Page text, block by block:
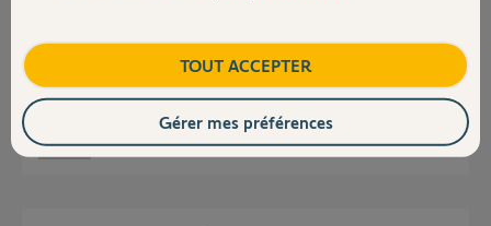
Je viens de vivre la meme chose, vous devez faire une demande à Somfy.
ils demanderont ensuite à l'ancien propriétaire de valider le changement
suite à quoi vous pourrez l'activer.
il y a presque 5 ans
TOUT ACCEPTER
Gérer mes préférences